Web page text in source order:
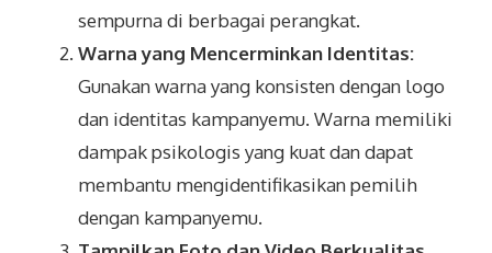
sempurna di berbagai perangkat.
Warna yang Mencerminkan Identitas:
Gunakan warna yang konsisten dengan logo
dan identitas kampanyemu. Warna memiliki
dampak psikologis yang kuat dan dapat
membantu mengidentifikasikan pemilih
dengan kampanyemu.